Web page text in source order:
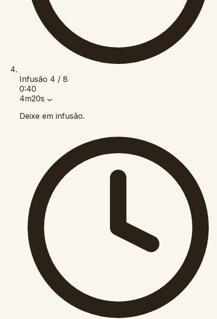
Infusão 4 / 8
0:40
4m20s
Deixe em infusão.